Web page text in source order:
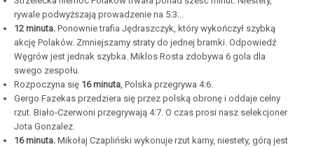
rywale podwyższają prowadzenie na 5:3...
12 minuta. Ponownie trafia Jędraszczyk, który wykończył szybką
akcję Polaków. Zmniejszamy straty do jednej bramki. Odpowiedź
Węgrów jest jednak szybka. Miklos Rosta zdobywa 6 gola dla
swego zespołu.
Rozpoczyna się 16 minuta, Polska przegrywa 4:6.
Gergo Fazekas przedziera się przez polską obronę i oddaje celny
rzut. Biało-Czerwoni przegrywają 4:7. O czas prosi nasz selekcjoner
Jota Gonzalez.
16 minuta. Mikołaj Czapliński wykonuje rzut karny, niestety, górą jest